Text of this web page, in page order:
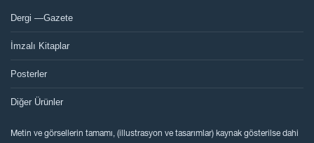
Dergi —Gazete
İmzalı Kitaplar
Posterler
Diğer Ürünler
Metin ve görsellerin tamamı, (illustrasyon ve tasarımlar) kaynak gösterilse dahi